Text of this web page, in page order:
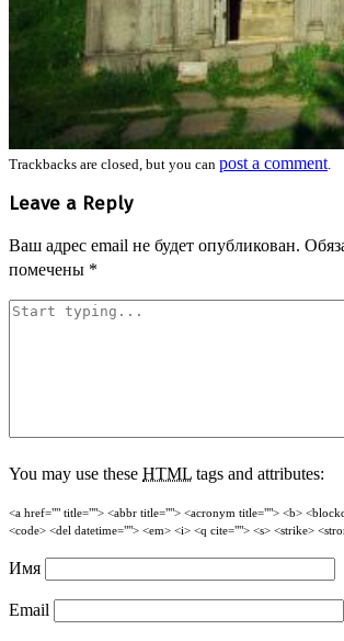
Trackbacks are closed, but you can post a comment.
Leave a Reply
Ваш адрес email не будет опубликован.
помечены *
You may use these HTML tags and attributes:
<a href="" title=""> <abbr title=""> <acronym title=""> <b>
<code> <del datetime=""> <em> <i> <q cite=""> <s> <strike>
Имя
Email